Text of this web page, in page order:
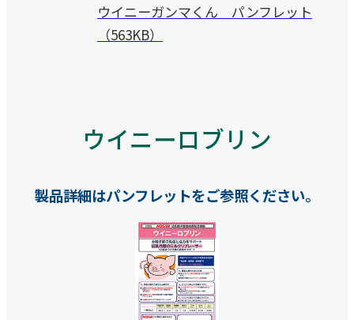
ウイニーガンマくん パンフレット
（563KB）
ウイニーロブリン
製品詳細はパンフレットをご参照ください。